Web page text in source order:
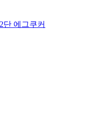
단 에그쿠커